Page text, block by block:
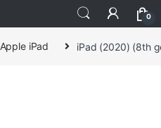
0
Apple iPad iPad (2020) (8th